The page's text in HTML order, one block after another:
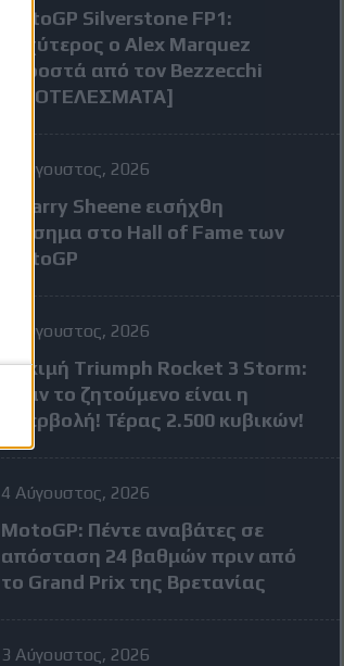
MotoGP Silverstone FP1:
Ταχύτερος ο Alex Marquez
μπροστά από τον Bezzecchi
[ΑΠΟΤΕΛΕΣΜΑΤΑ]
7 Αύγουστος, 2026
Ο Barry Sheene εισήχθη
επίσημα στο Hall of Fame των
MotoGP
4 Αύγουστος, 2026
Δοκιμή Triumph Rocket 3 Storm:
Όταν το ζητούμενο είναι η
υπερβολή! Τέρας 2.500 κυβικών!
4 Αύγουστος, 2026
MotoGP: Πέντε αναβάτες σε
απόσταση 24 βαθμών πριν από
το Grand Prix της Βρετανίας
3 Αύγουστος, 2026